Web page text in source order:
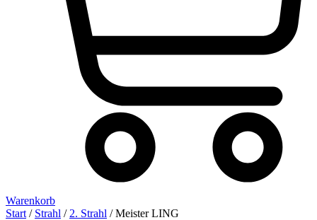
Warenkorb
Start / Strahl / 2. Strahl / Meister LING